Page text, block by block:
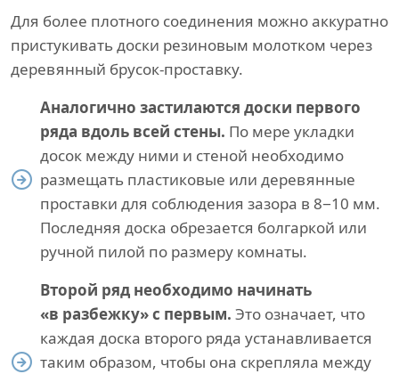
Для более плотного соединения можно аккуратно
пристукивать доски резиновым молотком через
деревянный брусок-проставку.
Аналогично застилаются доски первого
ряда вдоль всей стены. По мере укладки
досок между ними и стеной необходимо
размещать пластиковые или деревянные
проставки для соблюдения зазора в 8−10 мм.
Последняя доска обрезается болгаркой или
ручной пилой по размеру комнаты.
Второй ряд необходимо начинать
«в разбежку» с первым. Это означает, что
каждая доска второго ряда устанавливается
таким образом, чтобы она скрепляла между